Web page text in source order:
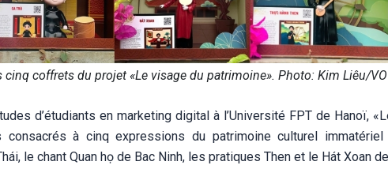
cinq coffrets du projet «Le visage du patrimoine». Photo: Kim Liêu/
d’étudiants en marketing digital à l’Université FPT de Hanoï,
à cinq expressions du patrimoine culturel immatériel
le chant Quan họ de Bac Ninh, les pratiques Then et le Hát Xoan